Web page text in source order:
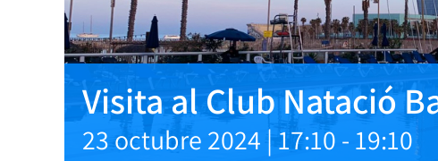
Visita al Club Natació
23 octubre 2024 | 17:10 - 19:10